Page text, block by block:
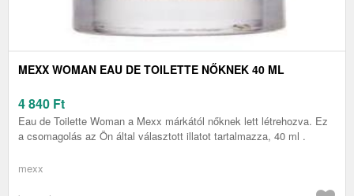
MEXX WOMAN EAU DE TOILETTE NŐKNEK 40 ML
4 840 Ft
Eau de Toilette Woman a Mexx márkától nőknek lett létrehozva. Ez
a csomagolás az Ön által választott illatot tartalmazza, 40 ml .
mexx